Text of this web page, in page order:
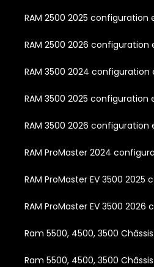
RAM 2500 2025 configuration
RAM 2500 2026 configuration
RAM 3500 2024 configuration
RAM 3500 2025 configuration
RAM 3500 2026 configuration
RAM ProMaster 2024
RAM ProMaster EV 3500
RAM ProMaster EV 3500
Ram 5500, 4500, 3500
Ram 5500, 4500, 3500